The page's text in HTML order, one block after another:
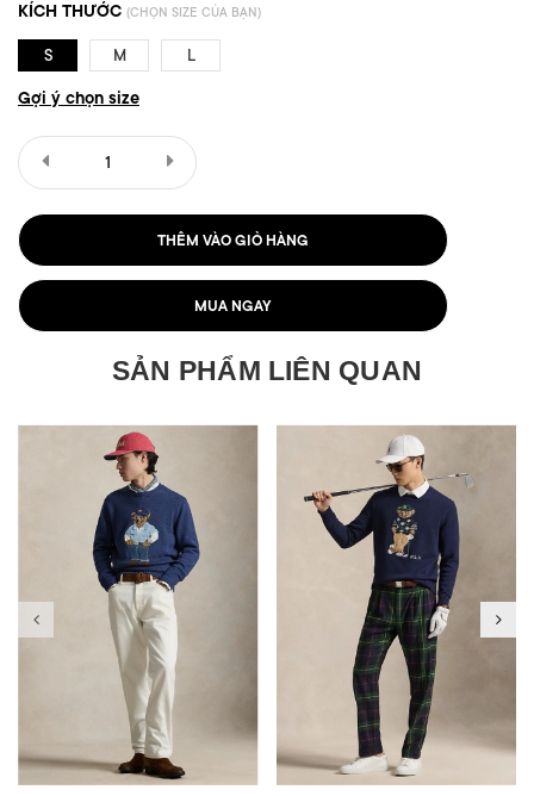
KÍCH THƯỚC (CHỌN SIZE CỦA BẠN)
S M L
Gợi ý chọn size
THÊM VÀO GIỎ HÀNG
MUA NGAY
SẢN PHẨM LIÊN QUAN